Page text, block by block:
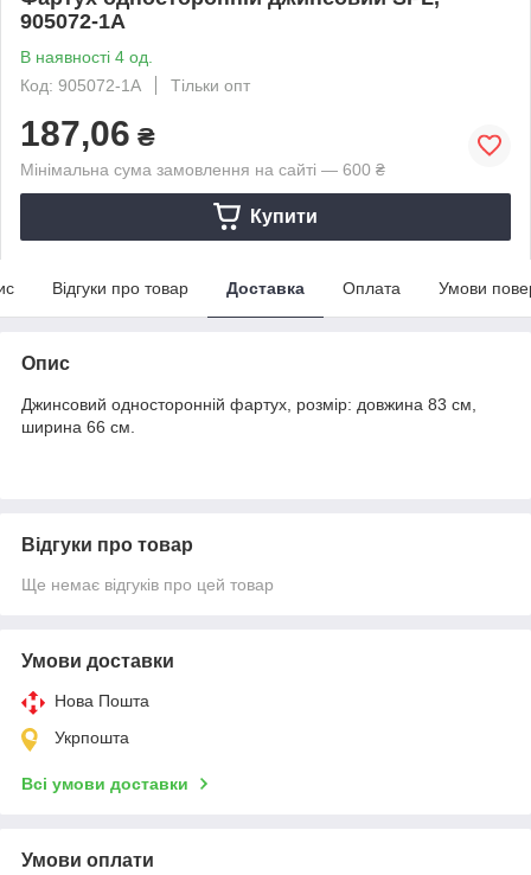
905072-1А
В наявності 4 од.
Код: 905072-1A
Тільки опт
187,06 ₴
Мінімальна сума замовлення на сайті — 600 ₴
Купити
Відгуки про товар Доставка Оплата Умови
Опис
Джинсовий односторонній фартух, розмір: довжина 83 см,
ширина 66 см.
Відгуки про товар
Ще немає відгуків про цей товар
Умови доставки
Нова Пошта
Укрпошта
Всі умови доставки
Умови оплати